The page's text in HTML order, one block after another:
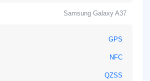
Samsung Galaxy A37
GPS
NFC
QZSS